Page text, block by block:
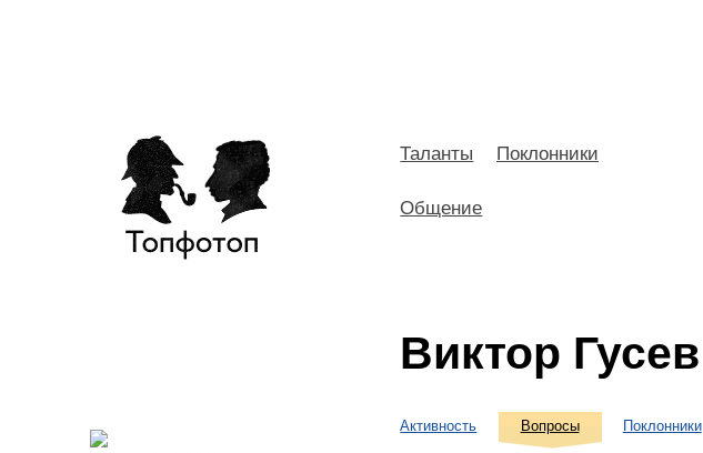
Таланты Поклонники
Общение
Виктор Гусев
Активность Вопросы Поклонники